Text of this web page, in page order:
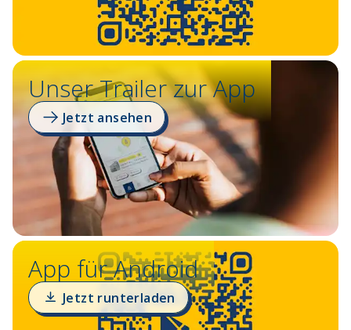
Unser Trailer zur App
Jetzt ansehen
App für Android
Jetzt runterladen